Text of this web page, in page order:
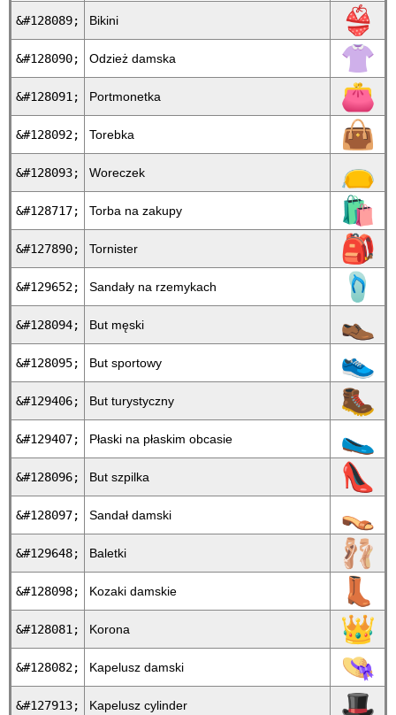
&#128089; Bikini 👙
&#128090; Odzież damska 👚
&#128091; Portmonetka 👛
&#128092; Torebka 👜
&#128093; Woreczek 👝
&#128717; Torba na zakupy 🛍
&#127890; Tornister 🎒
&#129652; Sandały na rzemykach 🩴
&#128094; But męski 👞
&#128095; But sportowy 👟
&#129406; But turystyczny 🥾
&#129407; Płaski na płaskim obcasie 🥿
&#128096; But szpilka 👠
&#128097; Sandał damski 👡
&#129648; Baletki 🩰
&#128098; Kozaki damskie 👢
&#128081; Korona 👑
&#128082; Kapelusz damski 👒
&#127913; Kapelusz cylinder 🎩